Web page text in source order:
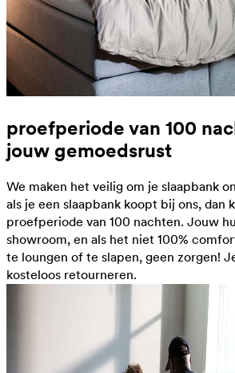
proefperiode van 100
jouw gemoedsrust
We maken het veilig om je slaapbank
als je een slaapbank koopt bij ons, dan
proefperiode van 100 nachten. Jouw
showroom, en als het niet 100%
te loungen of te slapen, geen zorgen!
kosteloos retourneren.